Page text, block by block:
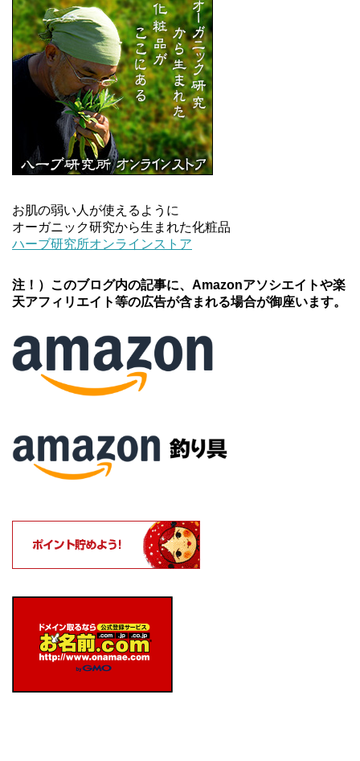
お肌の弱い人が使えるように
オーガニック研究から生まれた化粧品
ハーブ研究所オンラインストア
注！）このブログ内の記事に、Amazonアソシエイトや楽
天アフィリエイト等の広告が含まれる場合が御座います。